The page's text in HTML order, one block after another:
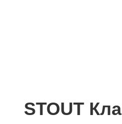
STOUT